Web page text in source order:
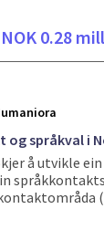
NOK 0.28
og språkval i
å utvikle